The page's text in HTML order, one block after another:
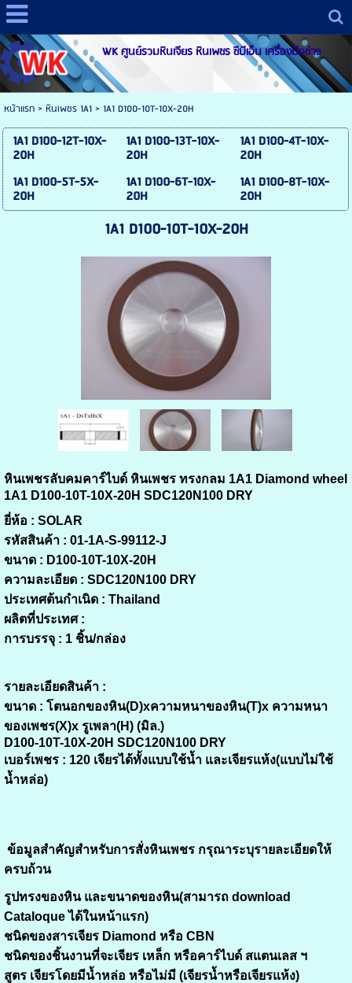
WK ศูนย์รวมหินเจียร หินเพชร ซีบีเอ็น เครื่องมือช่าง
หน้าแรก> หินเพชร 1A1> 1A1 D100-10T-10X-20H
1A1 D100-12T-10X-
20H
1A1 D100-13T-10X-
20H
1A1 D100-4T-10X-
20H
1A1 D100-5T-5X-
20H
1A1 D100-6T-10X-
20H
1A1 D100-8T-10X-
20H
1A1 D100-10T-10X-20H
หินเพชรลับคมคาร์ไบด์ หินเพชร ทรงกลม 1A1 Diamond wheel
1A1 D100-10T-10X-20H SDC120N100 DRY
ยี่ห้อ : SOLAR
รหัสสินค้า : 01-1A-S-99112-J
ขนาด : D100-10T-10X-20H
ความละเอียด : SDC120N100 DRY
ประเทศต้นกำเนิด : Thailand
ผลิตที่ประเทศ :
การบรรจุ : 1 ชิ้น/กล่อง
รายละเอียดสินค้า :
ขนาด : โตนอกของหิน(D)xความหนาของหิน(T)x ความหนา
ของเพชร(X)x รูเพลา(H) (มิล.)
D100-10T-10X-20H SDC120N100 DRY
เบอร์เพชร : 120 เจียรได้ทั้งแบบใช้น้ำ และเจียรแห้ง(แบบไม่ใช้
น้ำหล่อ)
ข้อมูลสำคัญสำหรับการสั่งหินเพชร กรุณาระบุรายละเอียดให้
ครบถ้วน
รูปทรงของหิน และขนาดของหิน(สามารถ download
Cataloque ได้ในหน้าแรก)
ชนิดของสารเจียร Diamond หรือ CBN
ชนิดของชิ้นงานที่จะเจียร เหล็ก หรือคาร์ไบด์ สแตนเลส ฯ
สูตร เจียรโดยมีน้ำหล่อ หรือไม่มี (เจียรน้ำหรือเจียรแห้ง)